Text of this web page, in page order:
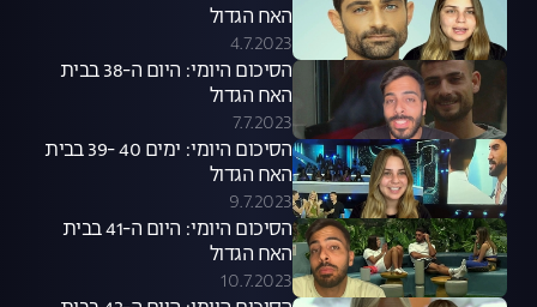
האח הגדול
4.7.2023
הסיכום היומי: היום ה-38 בבית
האח הגדול
7.7.2023
הסיכום היומי: ימים 40 -39 בבית
האח הגדול
9.7.2023
הסיכום היומי: היום ה-41 בבית
האח הגדול
10.7.2023